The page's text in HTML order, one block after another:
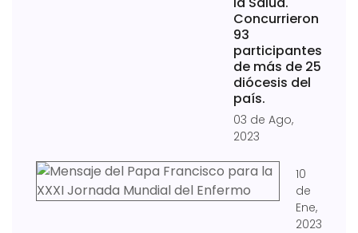
Concurrieron
93
participantes
de más de 25
diócesis del
país.
03 de Ago,
2023
10
de
Ene,
2023